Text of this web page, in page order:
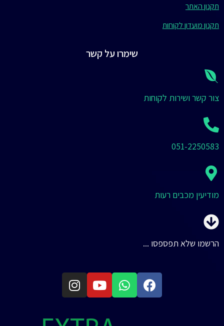
תקנון האתר
תקנון מועדון לקוחות
שימרו על קשר
צור קשר ושירות לקוחות
051-2250583
מודיעין מכבים רעות
הרשמו שלא תפספסו ...